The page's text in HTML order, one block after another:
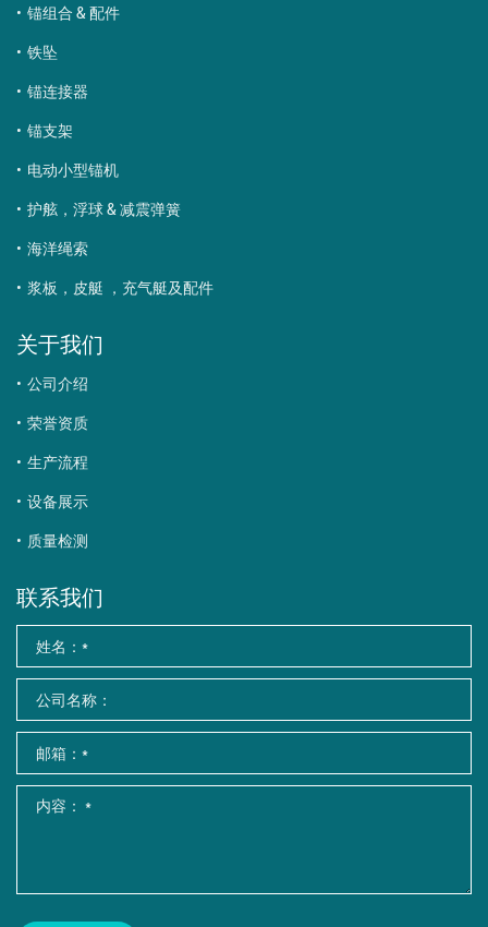
锚组合 & 配件
铁坠
锚连接器
锚支架
电动小型锚机
护舷，浮球 & 减震弹簧
海洋绳索
浆板，皮艇 ，充气艇及配件
关于我们
公司介绍
荣誉资质
生产流程
设备展示
质量检测
联系我们